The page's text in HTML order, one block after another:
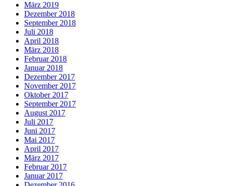
März 2019
Dezember 2018
September 2018
Juli 2018
April 2018
März 2018
Februar 2018
Januar 2018
Dezember 2017
November 2017
Oktober 2017
September 2017
August 2017
Juli 2017
Juni 2017
Mai 2017
April 2017
März 2017
Februar 2017
Januar 2017